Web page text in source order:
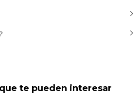
te pueden interesar